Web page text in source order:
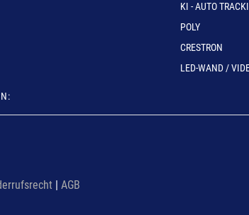
KI - AUTO
POLY
CRESTRON
LED-WAND /
| AGB